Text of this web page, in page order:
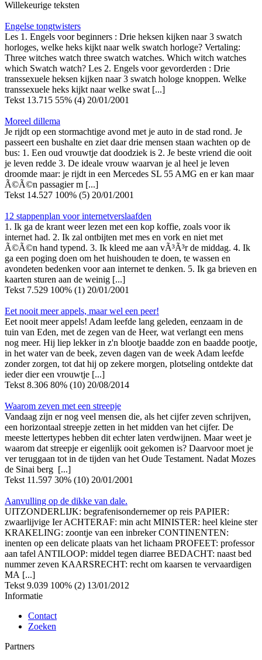
Willekeurige teksten
Engelse tongtwisters
Les 1. Engels voor beginners : Drie heksen kijken naar 3 swatch
horloges, welke heks kijkt naar welk swatch horloge? Vertaling:
Three witches watch three swatch watches. Which witch watches
which Swatch watch? Les 2. Engels voor gevorderden : Drie
transsexuele heksen kijken naar 3 swatch hologe knoppen. Welke
transsexuele heks kijkt naar welke swat [...]
Tekst 13.715 55% (4) 20/01/2001
Moreel dillema
Je rijdt op een stormachtige avond met je auto in de stad rond. Je
passeert een bushalte en ziet daar drie mensen staan wachten op de
bus: 1. Een oud vrouwtje dat doodziek is 2. Je beste vriend die ooit
je leven redde 3. De ideale vrouw waarvan je al heel je leven
droomde maar: je rijdt in een Mercedes SL 55 AMG en er kan maar
Ã©Ã©n passagier m [...]
Tekst 14.527 100% (5) 20/01/2001
12 stappenplan voor internetverslaafden
1. Ik ga de krant weer lezen met een kop koffie, zoals voor ik
internet had. 2. Ik zal ontbijten met mes en vork en niet met
Ã©Ã©n hand typend. 3. Ik kleed me aan vÃ³Ã³r de middag. 4. Ik
ga een poging doen om het huishouden te doen, te wassen en
avondeten bedenken voor aan internet te denken. 5. Ik ga brieven en
kaarten sturen aan de weinig [...]
Tekst 7.529 100% (1) 20/01/2001
Eet nooit meer appels, maar wel een peer!
Eet nooit meer appels! Adam leefde lang geleden, eenzaam in de
tuin van Eden, met de zegen van de Heer, wat verlangt een mens
nog meer. Hij liep lekker in z'n blootje baadde zon en baadde pootje,
in het water van de beek, zeven dagen van de week Adam leefde
zonder zorgen, tot dat hij op zekere morgen, plotseling ontdekte dat
ieder dier een vrouwtje [...]
Tekst 8.306 80% (10) 20/08/2014
Waarom zeven met een streepje
Vandaag zijn er nog veel mensen die, als het cijfer zeven schrijven,
een horizontaal streepje zetten in het midden van het cijfer. De
meeste lettertypes hebben dit echter laten verdwijnen. Maar weet je
waarom dat streepje er eigenlijk ooit gekomen is? Daarvoor moet je
ver teruggaan tot in de tijden van het Oude Testament. Nadat Mozes
de Sinai berg [...]
Tekst 11.597 30% (10) 20/01/2001
Aanvulling op de dikke van dale.
UITZONDERLIJK: begrafenisondernemer op reis PAPIER:
zwaarlijvige Ier ACHTERAF: min acht MINISTER: heel kleine ster
KRAKELING: zoontje van een inbreker CONTINENTEN:
inenten op een delicate plaats van het lichaam PROFEET: professor
aan tafel ANTILOOP: middel tegen diarree BEDACHT: naast bed
nummer zeven KAARSRECHT: recht om kaarsen te vervaardigen
MA [...]
Tekst 9.039 100% (2) 13/01/2012
Informatie
Contact
Zoeken
Partners